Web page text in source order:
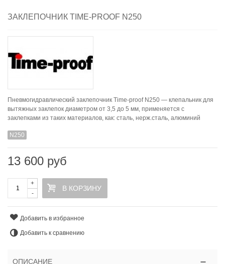
ЗАКЛЕПОЧНИК TIME-PROOF N250
Пневмогидравлический заклепочник Time-proof N250 — клепальник для
вытяжных заклепок диаметром от 3,5 до 5 мм, применяется с
заклепками из таких материалов, как: сталь, нерж.сталь, алюминий
N250
13 600 руб
-
+
В КОРЗИНУ
Добавить в избранное
Добавить к сравнению
ОПИСАНИЕ